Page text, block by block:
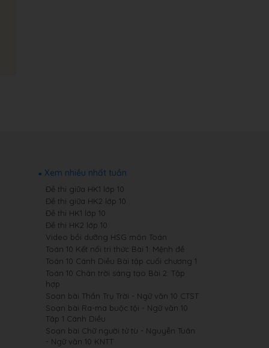
Xem nhiều nhất tuần
Đề thi giữa HK1 lớp 10
Đề thi giữa HK2 lớp 10
Đề thi HK1 lớp 10
Đề thi HK2 lớp 10
Video bồi dưỡng HSG môn Toán
Toán 10 Kết nối tri thức Bài 1: Mệnh đề
Toán 10 Cánh Diều Bài tập cuối chương 1
Toán 10 Chân trời sáng tạo Bài 2: Tập
hợp
Soạn bài Thần Trụ Trời - Ngữ văn 10 CTST
Soạn bài Ra-ma buộc tội - Ngữ văn 10
Tập 1 Cánh Diều
Soạn bài Chữ người tử tù - Nguyễn Tuân
- Ngữ văn 10 KNTT